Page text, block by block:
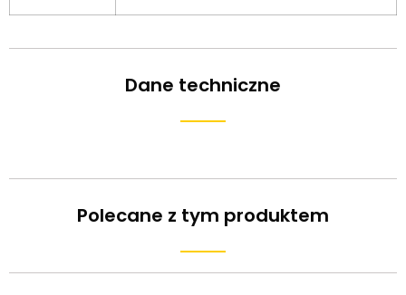
Dane techniczne
Polecane z tym produktem